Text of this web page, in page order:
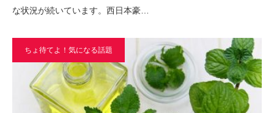
な状況が続いています。西日本豪…
ちょ待てよ！気になる話題